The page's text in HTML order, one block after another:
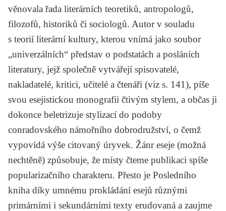
věnovala řada literárních teoretiků, antropologů,
filozofů, historiků či sociologů. Autor v souladu
s teorií literární kultury, kterou vnímá jako soubor
„univerzálních“ představ o podstatách a posláních
literatury, jejž společně vytvářejí spisovatelé,
nakladatelé, kritici, učitelé a čtenáři (viz s. 141), píše
svou esejistickou monografii čtivým stylem, a občas ji
dokonce beletrizuje stylizací do podoby
conradovského námořního dobrodružství, o čemž
vypovídá výše citovaný úryvek. Žánr eseje (možná
nechtěně) způsobuje, že místy čteme publikaci spíše
popularizačního charakteru. Přesto je Posledního
kniha díky umnému prokládání esejů různými
primárními i sekundárními texty erudovaná a zaujme